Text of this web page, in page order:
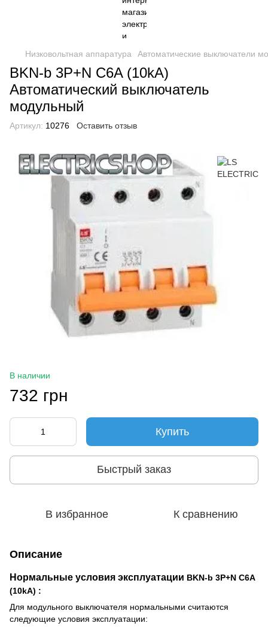
Низковольтная аппаратура Автоматические выключатели
BKN-b 3P+N C6A (10kA)
Автоматический выключатель
модульный
Артикул: 10276 Оставить отзыв
В наличии
732 грн
Купить
Быстрый заказ
В избранное К сравнению
Описание
Нормальные условия эксплуатации BKN-b 3P+N C6A
(10kA) :
Для модульного выключателя нормальными считаются
следующие условия эксплуатации: